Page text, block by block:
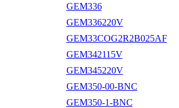
GEM336
GEM336220V
GEM33COG2R2B025AF
GEM342115V
GEM345220V
GEM350-00-BNC
GEM350-1-BNC